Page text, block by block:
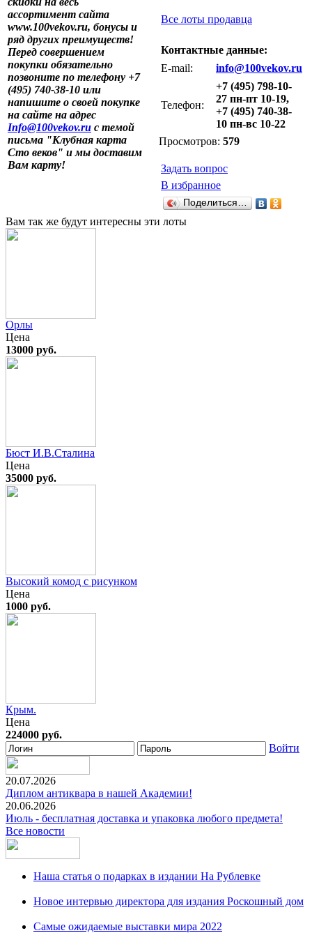
ассортимент сайта
www.100vekov.ru, бонусы и
ряд других преимуществ!
Перед совершением
покупки обязательно
позвоните по телефону +7
(495) 740-38-10 или
напишите о своей покупке
на сайте на адрес
Info@100vekov.ru с темой
письма "Клубная карта
Сто веков" и мы доставим
Вам карту!
Все лоты продавца
Контактные данные:
E-mail:
info@100vekov.ru
Телефон:
+7 (495) 798-10-
27 пн-пт 10-19,
+7 (495) 740-38-
10 пн-вс 10-22
Просмотров: 579
Задать вопрос
В избранное
Поделиться…
Вам так же будут интересны эти лоты
Орлы
Цена
13000 руб.
Бюст И.В.Сталина
Цена
35000 руб.
Высокий комод с рисунком
Цена
1000 руб.
Крым.
Цена
224000 руб.
Войти
20.07.2026
Диплом антиквара в нашей Академии!
20.06.2026
Июль - бесплатная доставка и упаковка любого предмета!
Все новости
Наша статья о подарках в издании На Рублевке
Новое интервью директора для издания Роскошный дом
Самые ожидаемые выставки мира 2022